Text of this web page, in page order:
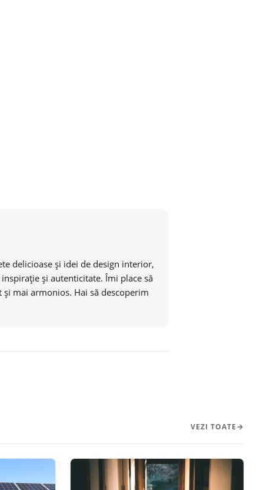
delicioase și idei de design interior,
și autenticitate. Îmi place să
mai armonios. Hai să descoperim
VEZI TOATE